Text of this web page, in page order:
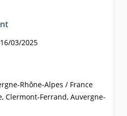
03/2025
Rhône-Alpes / France
Clermont-Ferrand, Auvergne-